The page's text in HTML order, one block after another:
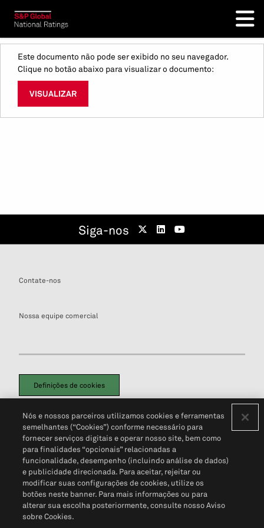
Este documento não pode ser exibido no seu navegador.
Clique no botão abaixo para visualizar o documento:
VISUALIZAR
Siga-nos
Contate-nos
Nossa equipe comercial
Definições de cookies
Política de PrivacidadePortal de privacidade do cliente (em inglês)
Não Venda Minhas Informações Pessoais© 2026 S&P Global
Nós e nossos parceiros utilizamos cookies e ferramentas
semelhantes (“Cookies”) conforme necessário para
fornecer serviços digitais e operar nosso site, bem como
para finalidades “opcionais” relacionadas a
funcionalidade, desempenho (incluindo análise de dados)
e publicidade direcionada. Para aceitar, rejeitar ou
modificar suas configurações de cookies, utilize os
botões neste banner. Para mais informações ou para
alterar sua escolha posteriormente, consulte nosso Aviso
sobre Cookies.